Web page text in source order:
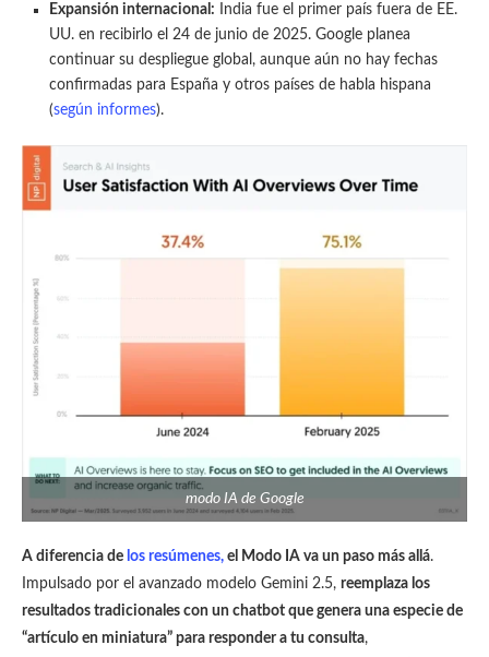
Expansión internacional: India fue el primer país fuera de EE.
UU. en recibirlo el 24 de junio de 2025. Google planea
continuar su despliegue global, aunque aún no hay fechas
confirmadas para España y otros países de habla hispana
(según informes).
modo IA de Google
A diferencia de los resúmenes, el Modo IA va un paso más allá.
Impulsado por el avanzado modelo Gemini 2.5, reemplaza los
resultados tradicionales con un chatbot que genera una especie de
“artículo en miniatura” para responder a tu consulta,